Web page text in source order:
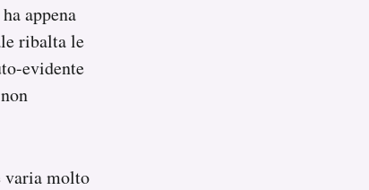
appena
ribalta le
evidente
varia molto